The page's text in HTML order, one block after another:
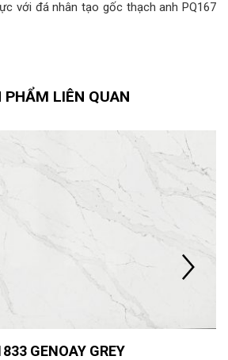
với đá nhân tạo gốc thạch anh PQ167
PHẨM LIÊN QUAN
GENOAY GREY